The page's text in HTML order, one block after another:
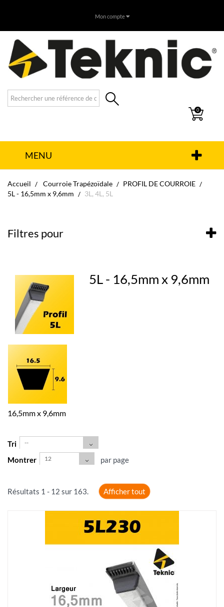
Mon compte
0
MENU
Accueil Courroie Trapézoïdale
PROFIL DE COURROIE
5L - 16,5mm x 9,6mm
3L, 4L, 5L
Filtres pour
5L - 16,5mm x 9,6mm
16,5mm x 9,6mm
Tri --
Montrer 12 par page
Résultats 1 - 12 sur 163. Afficher tout